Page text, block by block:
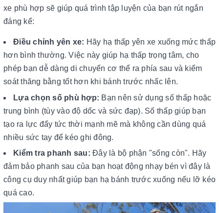
xe phù hợp sẽ giúp quá trình tập luyện của bạn rút ngắn
đáng kể:
Điều chỉnh yên xe: Hãy hạ thấp yên xe xuống mức thấp
hơn bình thường. Việc này giúp hạ thấp trọng tâm, cho
phép bạn dễ dàng di chuyển cơ thể ra phía sau và kiểm
soát thăng bằng tốt hơn khi bánh trước nhấc lên.
Lựa chọn số phù hợp: Bạn nên sử dụng số thấp hoặc
trung bình (tùy vào độ dốc và sức đạp). Số thấp giúp bạn
tạo ra lực đẩy tức thời mạnh mẽ mà không cần dùng quá
nhiều sức tay để kéo ghi đông.
Kiểm tra phanh sau: Đây là bộ phận "sống còn". Hãy
đảm bảo phanh sau của bạn hoạt động nhạy bén vì đây là
công cụ duy nhất giúp bạn hạ bánh trước xuống nếu lỡ kéo
quá cao.